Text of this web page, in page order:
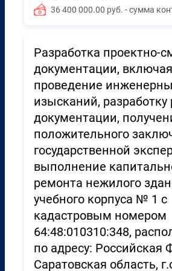
36 400 000.00 руб. - сумма
Разработка проектно-
документации, включая
проведение
изысканий, разработку
документации,
положительного
государственной
выполнение
ремонта нежилого
учебного корпуса № 1 с
кадастровым номером
64:48:010310:348,
по адресу: Российская
Саратовская область,